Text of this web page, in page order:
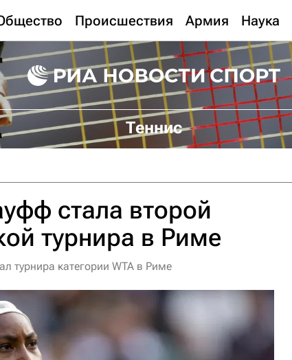
Происшествия Армия Наука
Теннис
стала второй
турнира в Риме
турнира категории WTA в Риме